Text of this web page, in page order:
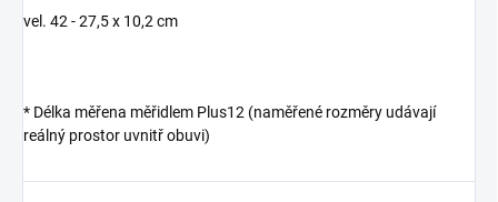
vel. 42 - 27,5 x 10,2 cm
* Délka měřena měřidlem Plus12 (naměřené rozměry udávají
reálný prostor uvnitř obuvi)